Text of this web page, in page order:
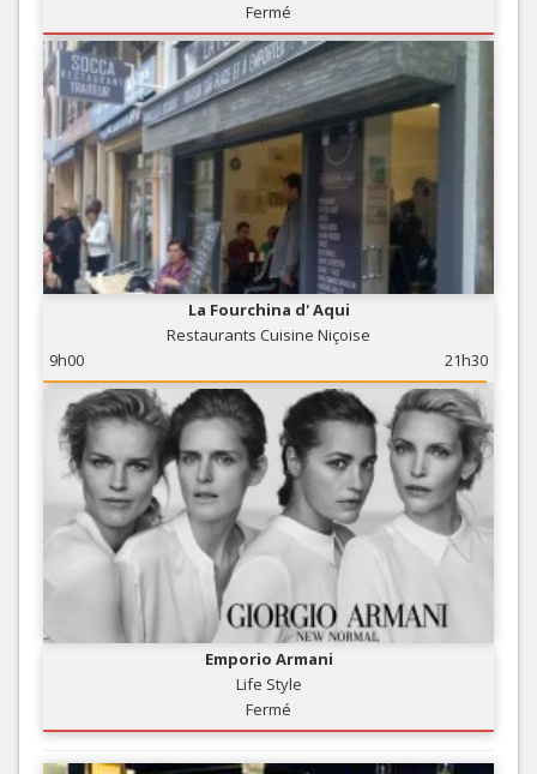
Fermé
La Fourchina d' Aqui
Restaurants Cuisine Niçoise
9h00
21h30
Emporio Armani
Life Style
Fermé